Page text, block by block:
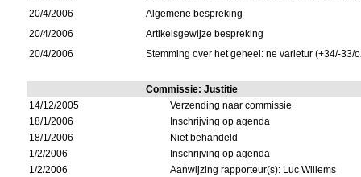
20/4/2006
Algemene bespreking
20/4/2006
Artikelsgewijze bespreking
20/4/2006
Stemming over het geheel: ne varietur (+34/-33/
Commissie: Justitie
14/12/2005
Verzending naar commissie
18/1/2006
Inschrijving op agenda
18/1/2006
Niet behandeld
1/2/2006
Inschrijving op agenda
1/2/2006
Aanwijzing rapporteur(s): Luc Willems